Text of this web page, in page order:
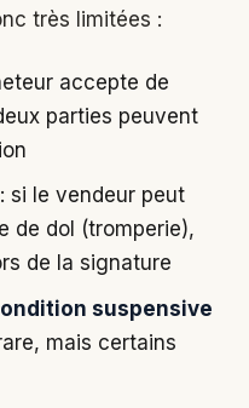
très limitées :
accepte de
parties peuvent
si le vendeur peut
de dol (tromperie),
de la signature
suspensive
mais certains